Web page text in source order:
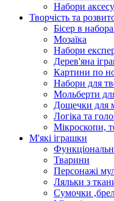
Набори
Творчість та
Бісер в
Мозаїка
Набори
Дерев'яна
Картини по
Набори для
Мольберти
Дощечки для
Логіка та
Мікроскопи,
М'які іграшки
Тварини
Персонажі
Ляльки з
Сумочки